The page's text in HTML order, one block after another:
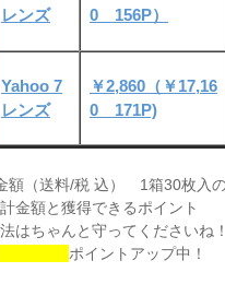
レンズ
0 156P）
Yahoo 7
レンズ
￥2,860（￥17,16
0 171P)
額（送料/税 込） 1箱30枚入
金額と獲得できるポイント
はちゃんと守ってくださいね！
ポイントアップ中！